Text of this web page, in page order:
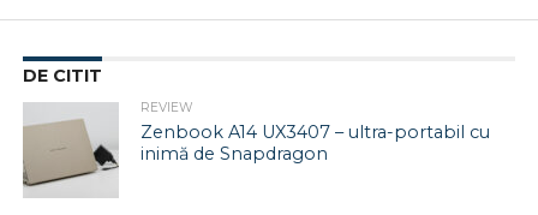
DE CITIT
REVIEW
Zenbook A14 UX3407 – ultra-portabil cu
inimă de Snapdragon